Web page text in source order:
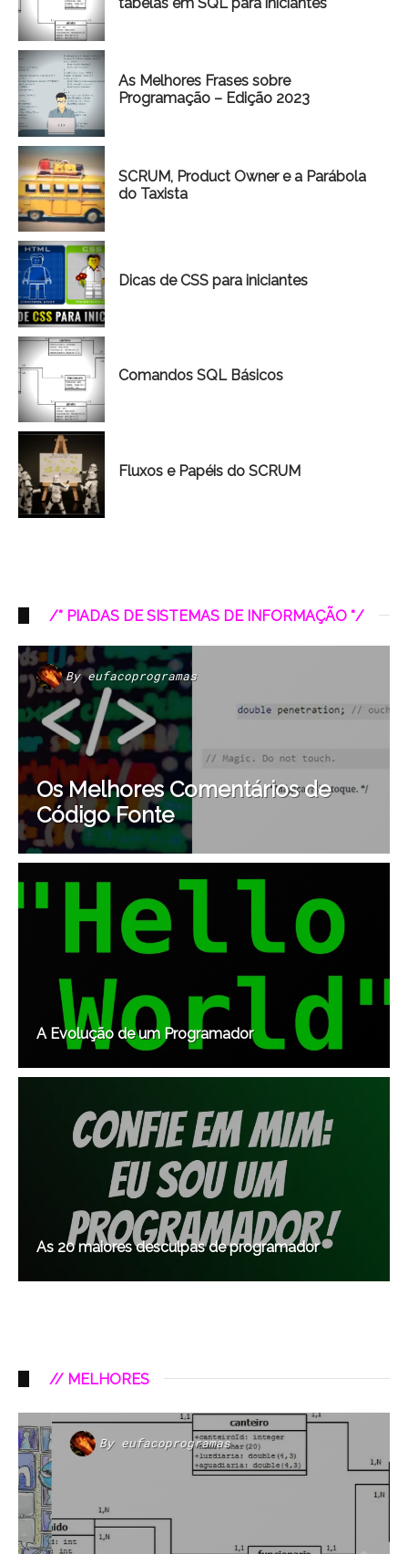
As Melhores Frases sobre
Programação – Edição 2023
SCRUM, Product Owner e a Parábola
do Taxista
Dicas de CSS para iniciantes
Comandos SQL Básicos
Fluxos e Papéis do SCRUM
/* PIADAS DE SISTEMAS DE INFORMAÇÃO */
Byeufacoprogramas
Os Melhores Comentários de
Código Fonte
A Evolução de um Programador
As 20 maiores desculpas de programador
// MELHORES
Byeufacoprogramas